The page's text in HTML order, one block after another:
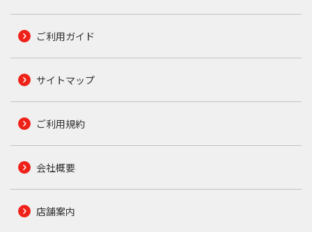
ご利用ガイド
サイトマップ
ご利用規約
会社概要
店舗案内